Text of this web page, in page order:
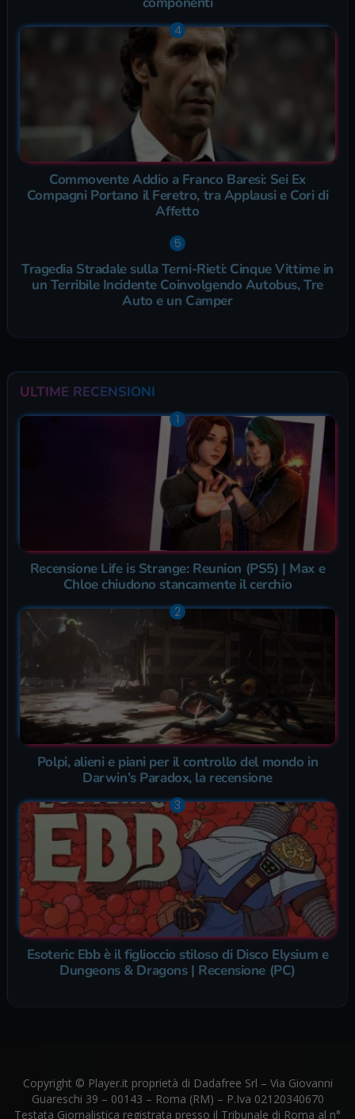
Commovente Addio a Franco Baresi: Sei Ex
Compagni Portano il Feretro, tra Applausi e Cori di
Affetto
Tragedia Stradale sulla Terni-Rieti: Cinque Vittime in
un Terribile Incidente Coinvolgendo Autobus, Tre
Auto e un Camper
ULTIME RECENSIONI
Recensione Life is Strange: Reunion (PS5) | Max e
Chloe chiudono stancamente il cerchio
Polpi, alieni e piani per il controllo del mondo in
Darwin’s Paradox, la recensione
Esoteric Ebb è il figlioccio stiloso di Disco Elysium e
Dungeons & Dragons | Recensione (PC)
Copyright © Player.it proprietà di Dadafree Srl – Via Giovanni
Guareschi 39 – 00143 – Roma (RM) – P.Iva 02120340670
Testata Giornalistica registrata presso il Tribunale di Roma al n°